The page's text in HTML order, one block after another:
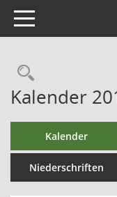
Toggle navigation
Kalender
Kalender
Niederschriften